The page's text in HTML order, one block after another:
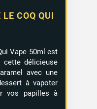
COQ QUI
Vape 50ml est
cette délicieuse
avec une
à vapoter
vos papilles à